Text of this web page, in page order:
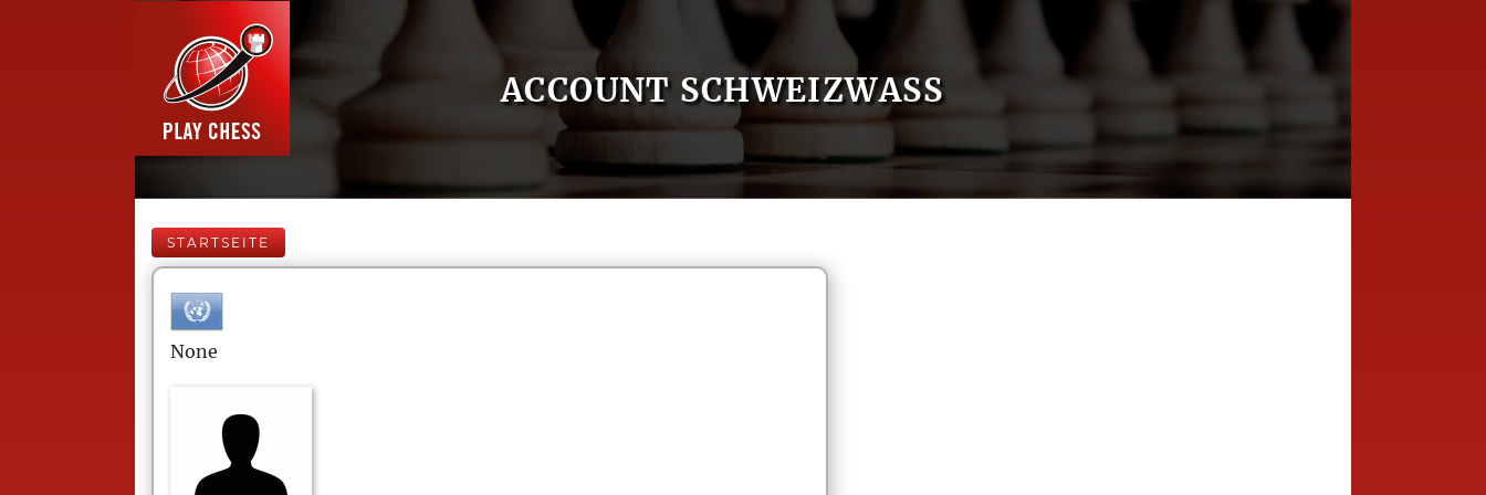
ACCOUNT SCHWEIZWASS
STARTSEITE
None